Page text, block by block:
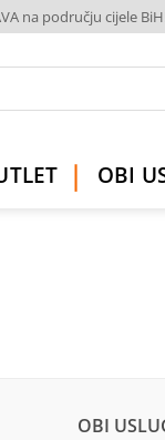
na području cijele
OBI
OBI